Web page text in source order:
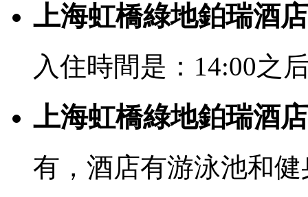
上海虹橋綠地鉑瑞酒
入住時間是：14:00之
上海虹橋綠地鉑瑞酒
有，酒店有游泳池和